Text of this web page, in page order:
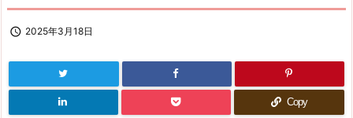

 2025年3月18日
Copy